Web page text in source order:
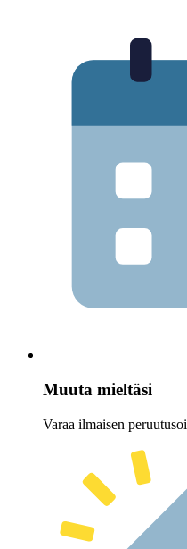
Muuta mieltäsi
Varaa ilmaisen